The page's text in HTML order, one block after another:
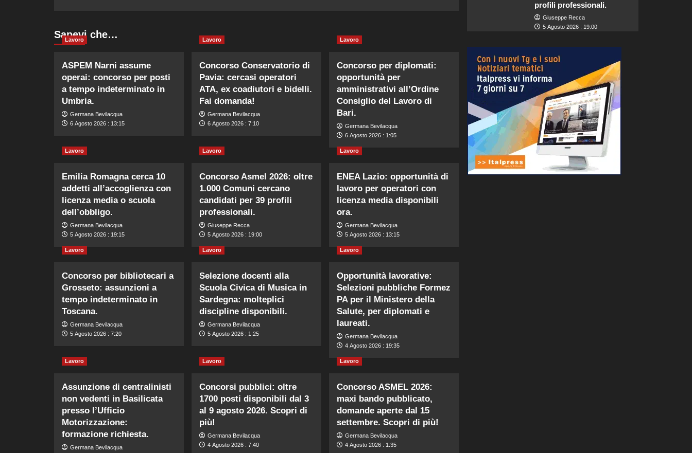
Sapevi che…
Lavoro
ASPEM Narni assume
operai: concorso per posti
a tempo indeterminato in
Umbria.
Germana Bevilacqua
6 Agosto 2026 : 13:15
Lavoro
Concorso Conservatorio di
Pavia: cercasi operatori
ATA, ex coadiutori e bidelli.
Fai domanda!
Germana Bevilacqua
6 Agosto 2026 : 7:10
Lavoro
Concorso per diplomati:
opportunità per
amministrativi all’Ordine
Consiglio del Lavoro di
Bari.
Germana Bevilacqua
6 Agosto 2026 : 1:05
Lavoro
Emilia Romagna cerca 10
addetti all’accoglienza con
licenza media o scuola
dell’obbligo.
Germana Bevilacqua
5 Agosto 2026 : 19:15
Lavoro
Concorso Asmel 2026: oltre
1.000 Comuni cercano
candidati per 39 profili
professionali.
Giuseppe Recca
5 Agosto 2026 : 19:00
Lavoro
ENEA Lazio: opportunità di
lavoro per operatori con
licenza media disponibili
ora.
Germana Bevilacqua
5 Agosto 2026 : 13:15
Lavoro
Concorso per bibliotecari a
Grosseto: assunzioni a
tempo indeterminato in
Toscana.
Germana Bevilacqua
5 Agosto 2026 : 7:20
Lavoro
Selezione docenti alla
Scuola Civica di Musica in
Sardegna: molteplici
discipline disponibili.
Germana Bevilacqua
5 Agosto 2026 : 1:25
Lavoro
Opportunità lavorative:
Selezioni pubbliche Formez
PA per il Ministero della
Salute, per diplomati e
laureati.
Germana Bevilacqua
4 Agosto 2026 : 19:35
Lavoro
Assunzione di centralinisti
non vedenti in Basilicata
presso l’Ufficio
Motorizzazione:
formazione richiesta.
Germana Bevilacqua
Lavoro
Concorsi pubblici: oltre
1700 posti disponibili dal 3
al 9 agosto 2026. Scopri di
più!
Germana Bevilacqua
4 Agosto 2026 : 7:40
Lavoro
Concorso ASMEL 2026:
maxi bando pubblicato,
domande aperte dal 15
settembre. Scopri di più!
Germana Bevilacqua
4 Agosto 2026 : 1:35
profili professionali.
Giuseppe Recca
5 Agosto 2026 : 19:00